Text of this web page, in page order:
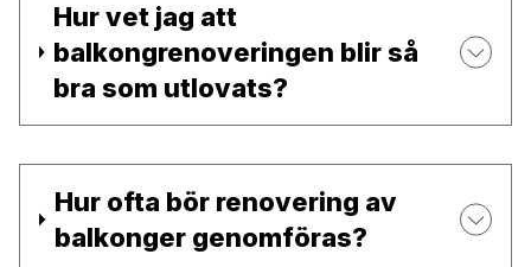
Hur vet jag att
balkongrenoveringen blir så
bra som utlovats?
Hur ofta bör renovering av
balkonger genomföras?